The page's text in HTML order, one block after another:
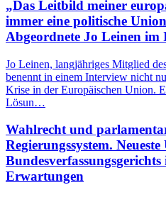
„Das Leitbild meiner
immer eine politische
Abgeordnete Jo Leinen im
Jo Leinen, langjähriges Mitglied
benennt in einem Interview nicht
Krise in der Europäischen Union.
Lösun…
Wahlrecht und
Regierungssystem. Neueste
Erwartungen